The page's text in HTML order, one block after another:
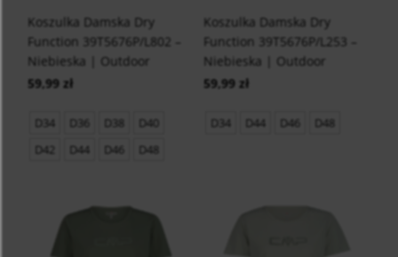
Koszulka Damska Dry
Function 39T5676P/L802 –
Niebieska | Outdoor
59,99 zł
D34 D36 D38
D40
D42
D44 D46 D48
Koszulka Damska Dry
Function 39T5676P/L253 –
Niebieska | Outdoor
59,99 zł
D34 D44 D46 D48